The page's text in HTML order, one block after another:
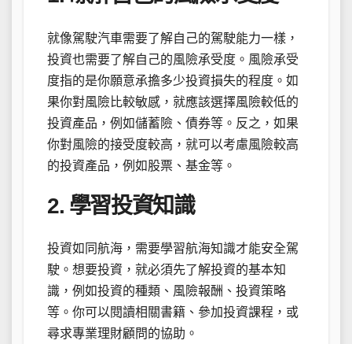
就像駕駛汽車需要了解自己的駕駛能力一樣，
投資也需要了解自己的風險承受度。風險承受
度指的是你願意承擔多少投資損失的程度。如
果你對風險比較敏感，就應該選擇風險較低的
投資產品，例如儲蓄險、債券等。反之，如果
你對風險的接受度較高，就可以考慮風險較高
的投資產品，例如股票、基金等。
2. 學習投資知識
投資如同航海，需要學習航海知識才能安全駕
駛。想要投資，就必須先了解投資的基本知
識，例如投資的種類、風險報酬、投資策略
等。你可以閱讀相關書籍、參加投資課程，或
尋求專業理財顧問的協助。